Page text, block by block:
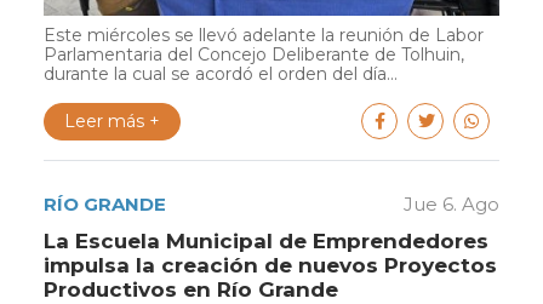
Este miércoles se llevó adelante la reunión de Labor
Parlamentaria del Concejo Deliberante de Tolhuin,
durante la cual se acordó el orden del día...
Leer más +
RÍO GRANDE Jue 6. Ago
La Escuela Municipal de Emprendedores
impulsa la creación de nuevos Proyectos
Productivos en Río Grande